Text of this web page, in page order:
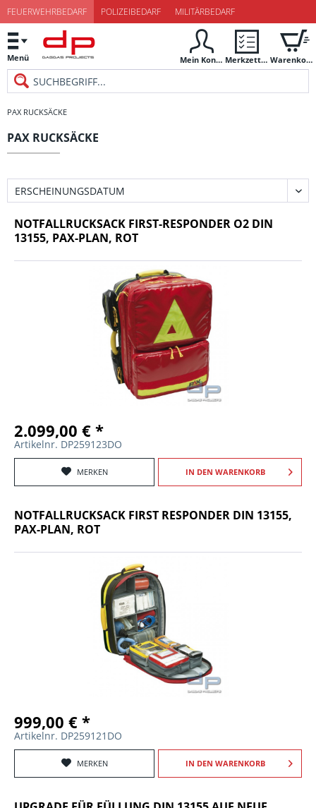
FEUERWEHRBEDARF POLIZEIBEDARF MILITÄRBEDARF
Menü Mein Konto Merkzettel Warenkorb
PAX RUCKSÄCKE
PAX RUCKSÄCKE
NOTFALLRUCKSACK FIRST-RESPONDER O2 DIN
13155, PAX-PLAN, ROT
2.099,00 € *
Artikelnr. DP259123DO
MERKEN IN DEN WARENKORB
NOTFALLRUCKSACK FIRST RESPONDER DIN 13155,
PAX-PLAN, ROT
999,00 € *
Artikelnr. DP259121DO
MERKEN IN DEN WARENKORB